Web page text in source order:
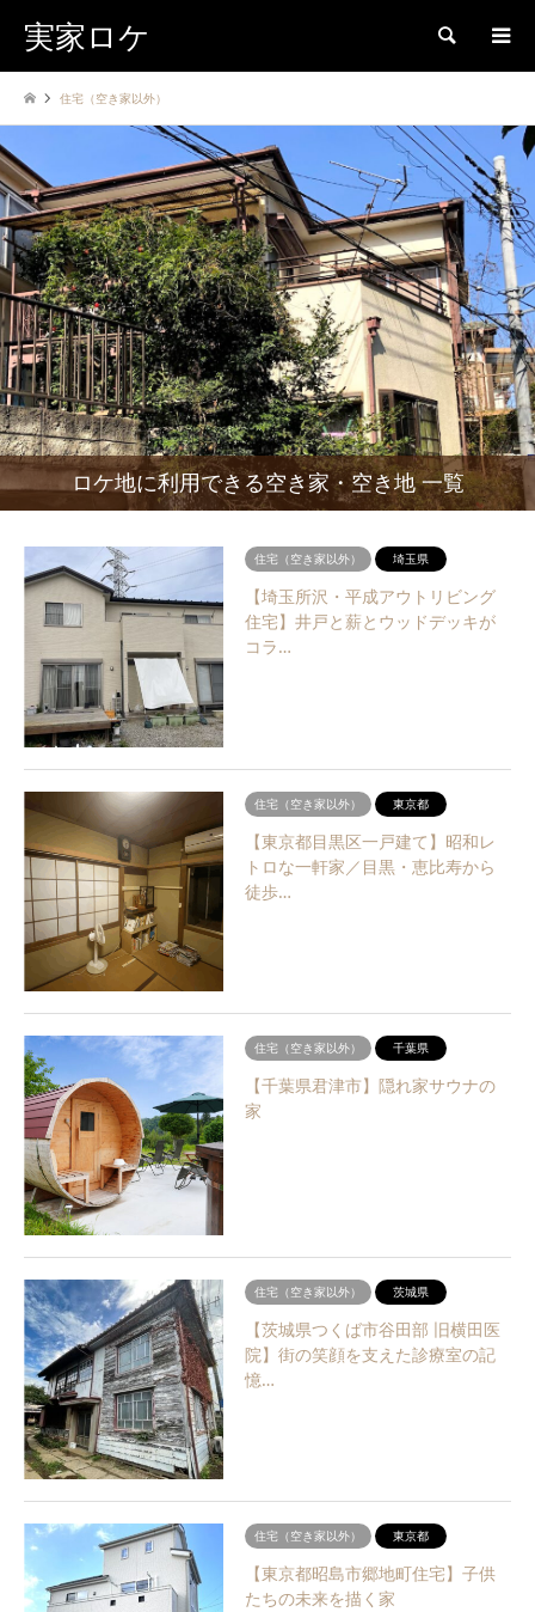
実家ロケ 検索
住宅（空き家以外）
ロケ地に利用できる空き家・空き地 一覧
住宅（空き家以外） 埼玉県
【埼玉所沢・平成アウトリビング
住宅】井戸と薪とウッドデッキが
コラ…
住宅（空き家以外） 東京都
【東京都目黒区一戸建て】昭和レ
トロな一軒家／目黒・恵比寿から
徒歩…
住宅（空き家以外） 千葉県
【千葉県君津市】隠れ家サウナの
家
住宅（空き家以外） 茨城県
【茨城県つくば市谷田部 旧横田医
院】街の笑顔を支えた診療室の記
憶…
住宅（空き家以外） 東京都
【東京都昭島市郷地町住宅】子供
たちの未来を描く家